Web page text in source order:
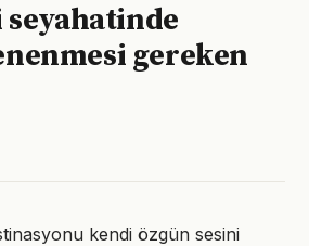
gereken
kendi özgün sesini